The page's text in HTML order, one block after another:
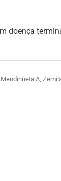
doença
A,